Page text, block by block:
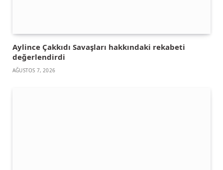
Aylince Çakkıdı Savaşları hakkındaki rekabeti
değerlendirdi
AĞUSTOS 7, 2026